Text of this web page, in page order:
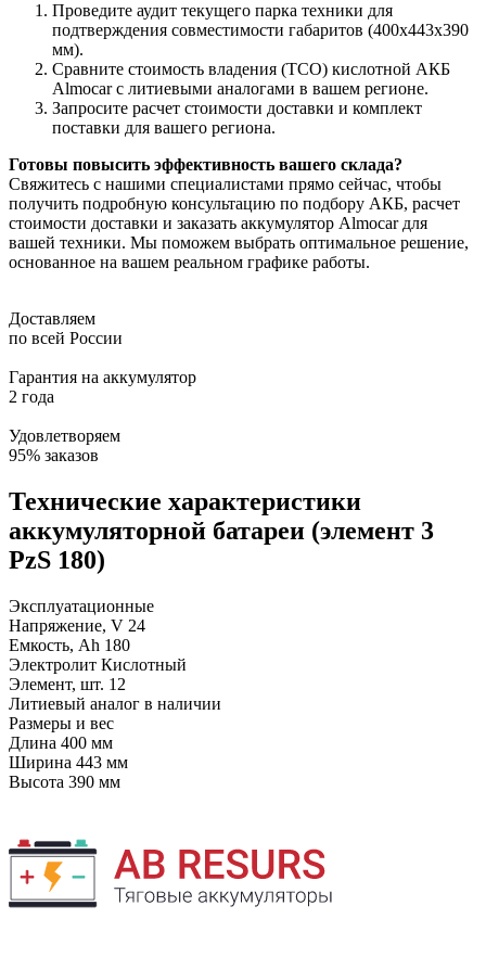
Проведите аудит текущего парка техники для
подтверждения совместимости габаритов (400x443x390
мм).
Сравните стоимость владения (TCO) кислотной АКБ
Almocar с литиевыми аналогами в вашем регионе.
Запросите расчет стоимости доставки и комплект
поставки для вашего региона.
Готовы повысить эффективность вашего склада?
Свяжитесь с нашими специалистами прямо сейчас, чтобы
получить подробную консультацию по подбору АКБ, расчет
стоимости доставки и заказать аккумулятор Almocar для
вашей техники. Мы поможем выбрать оптимальное решение,
основанное на вашем реальном графике работы.
Доставляем
по всей России
Гарантия на аккумулятор
2 года
Удовлетворяем
95% заказов
Технические характеристики
аккумуляторной батареи (элемент 3
PzS 180)
Эксплуатационные
Напряжение, V 24
Емкость, Ah 180
Электролит Кислотный
Элемент, шт. 12
Литиевый аналог в наличии
Размеры и вес
Длина 400 мм
Ширина 443 мм
Высота 390 мм